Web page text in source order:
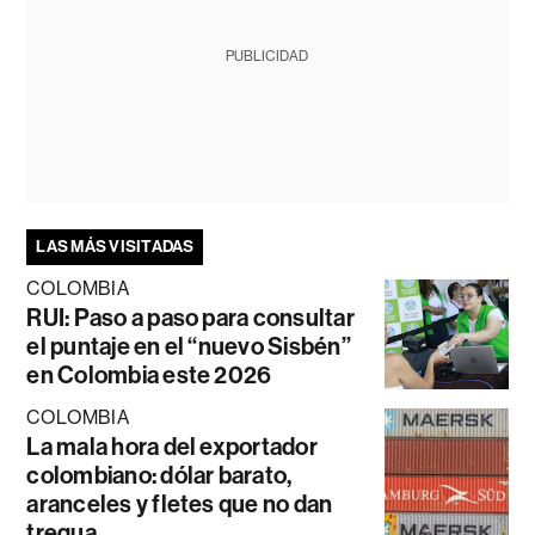
PUBLICIDAD
LAS MÁS VISITADAS
COLOMBIA
RUI: Paso a paso para consultar
el puntaje en el “nuevo Sisbén”
en Colombia este 2026
COLOMBIA
La mala hora del exportador
colombiano: dólar barato,
aranceles y fletes que no dan